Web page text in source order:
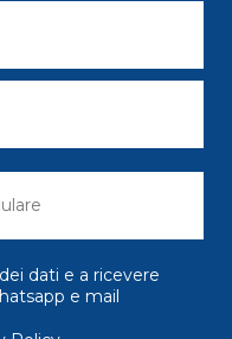
dati e a ricevere
e mail